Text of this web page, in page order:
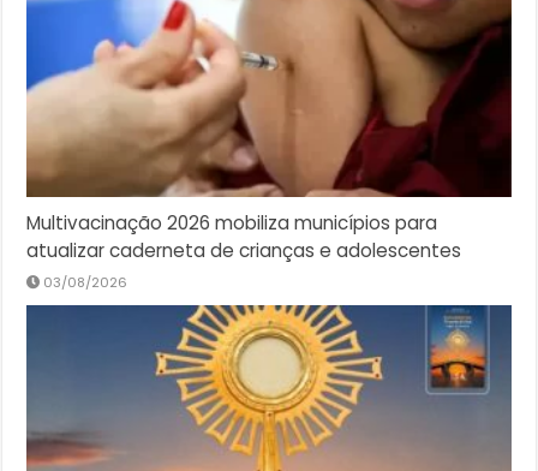
Multivacinação 2026 mobiliza municípios para
atualizar caderneta de crianças e adolescentes
03/08/2026